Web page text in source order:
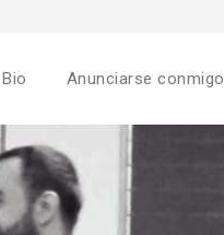
Bio Anunciarse conmigo